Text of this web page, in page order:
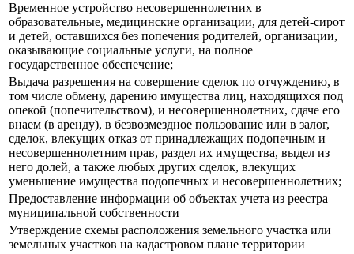
Временное устройство несовершеннолетних в
образовательные, медицинские организации, для детей-сирот
и детей, оставшихся без попечения родителей, организации,
оказывающие социальные услуги, на полное
государственное обеспечение;
Выдача разрешения на совершение сделок по отчуждению, в
том числе обмену, дарению имущества лиц, находящихся под
опекой (попечительством), и несовершеннолетних, сдаче его
внаем (в аренду), в безвозмездное пользование или в залог,
сделок, влекущих отказ от принадлежащих подопечным и
несовершеннолетним прав, раздел их имущества, выдел из
него долей, а также любых других сделок, влекущих
уменьшение имущества подопечных и несовершеннолетних;
Предоставление информации об объектах учета из реестра
муниципальной собственности
Утверждение схемы расположения земельного участка или
земельных участков на кадастровом плане территории